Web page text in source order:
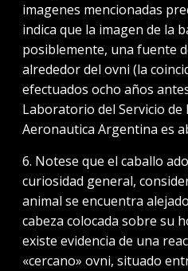
imagenes mencionadas
indica que la imagen de la
posiblemente, una fuente
alrededor del ovni (la
efectuados ocho años
Laboratorio del Servicio de
Aeronautica Argentina es
6. Notese que el caballo
curiosidad general,
animal se encuentra
cabeza colocada sobre su
existe evidencia de una
«cercano» ovni, situado